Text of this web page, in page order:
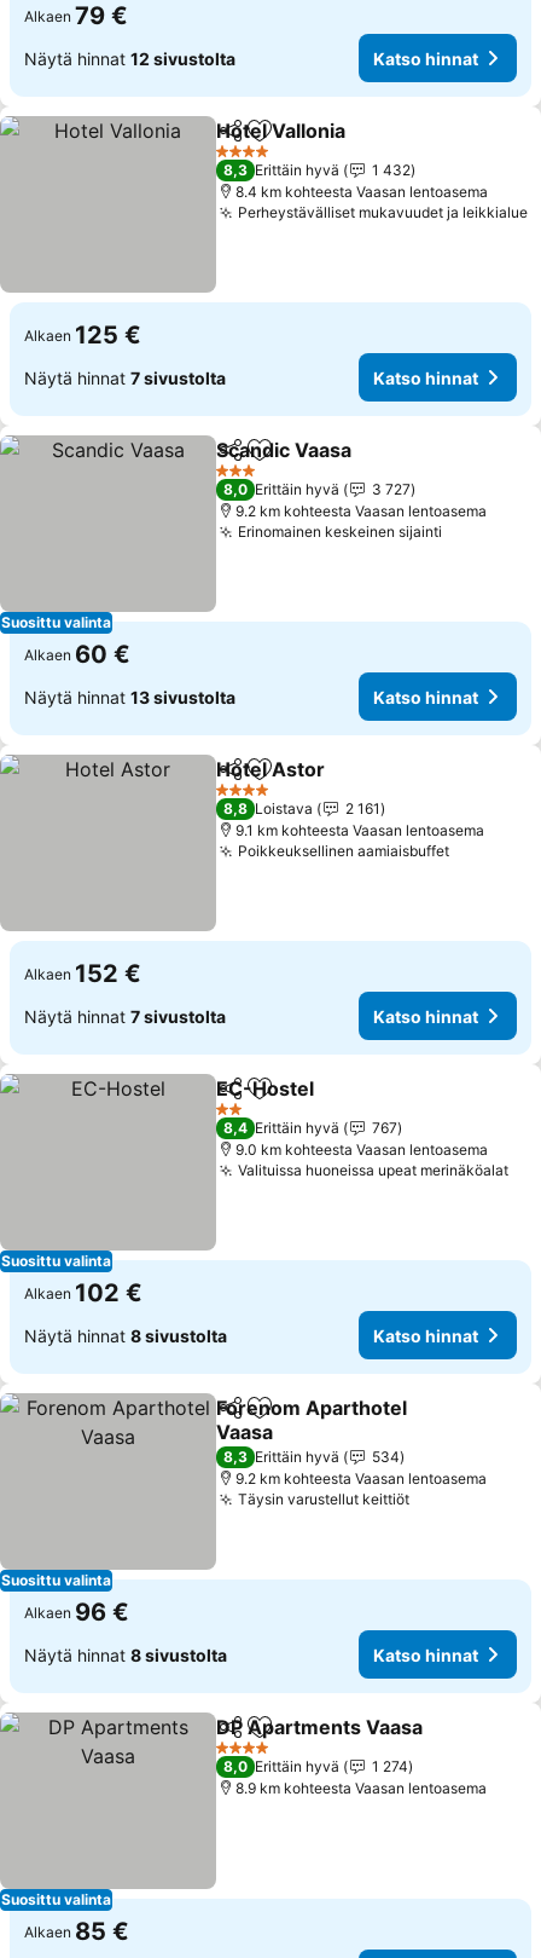
Alkaen 79 €
Näytä hinnat 12 sivustolta Katso hinnat
Jaa Lisää suosikkeihin
Hotel Vallonia
4 Tähtiluokitus
8,3 Erittäin hyvä
1 432
8.4 km kohteesta Vaasan lentoasema
Perheystävälliset mukavuudet ja leikkialue
Alkaen 125 €
Näytä hinnat 7 sivustolta Katso hinnat
Suosittu valinta
Jaa Lisää suosikkeihin
Scandic Vaasa
3 Tähtiluokitus
8,0 Erittäin hyvä
3 727
9.2 km kohteesta Vaasan lentoasema
Erinomainen keskeinen sijainti
Alkaen 60 €
Näytä hinnat 13 sivustolta Katso hinnat
Jaa Lisää suosikkeihin
Hotel Astor
4 Tähtiluokitus
8,8 Loistava
2 161
9.1 km kohteesta Vaasan lentoasema
Poikkeuksellinen aamiaisbuffet
Alkaen 152 €
Näytä hinnat 7 sivustolta Katso hinnat
Suosittu valinta
Jaa Lisää suosikkeihin
EC-Hostel
2 Tähtiluokitus
8,4 Erittäin hyvä
767
9.0 km kohteesta Vaasan lentoasema
Valituissa huoneissa upeat merinäköalat
Alkaen 102 €
Näytä hinnat 8 sivustolta Katso hinnat
Suosittu valinta
Jaa Lisää suosikkeihin
Forenom Aparthotel
Vaasa
8,3 Erittäin hyvä
534
9.2 km kohteesta Vaasan lentoasema
Täysin varustellut keittiöt
Alkaen 96 €
Näytä hinnat 8 sivustolta Katso hinnat
Suosittu valinta
Jaa Lisää suosikkeihin
DP Apartments Vaasa
4 Tähtiluokitus
8,0 Erittäin hyvä
1 274
8.9 km kohteesta Vaasan lentoasema
Alkaen 85 €